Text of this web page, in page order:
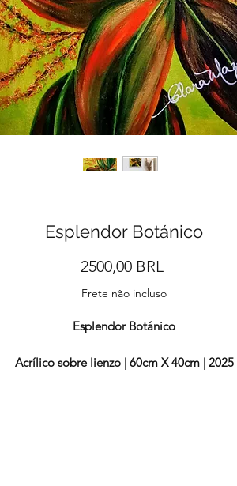
Esplendor Botánico
2500,00 BRLPrecio
Frete não incluso
Esplendor Botánico
Acrílico sobre lienzo | 60cm X 40cm | 2025